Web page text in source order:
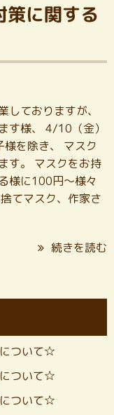
に関する
ておりますが、
す様、 4/10（金）
を除き、 マスク
す。 マスクをお持
様に100円～様々
てマスク、作家さ
続きを読む
ついて☆
ついて☆
ついて☆